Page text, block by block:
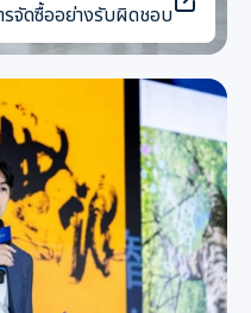
จัดซื้ออย่างรับผิดชอบ